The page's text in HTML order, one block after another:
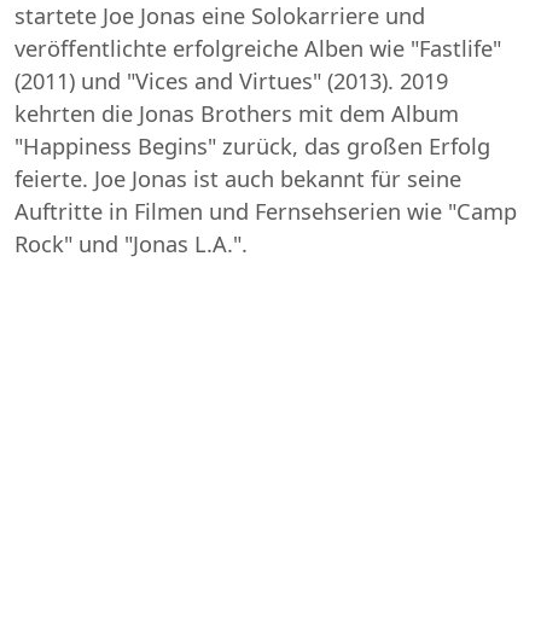
startete Joe Jonas eine Solokarriere und
veröffentlichte erfolgreiche Alben wie "Fastlife"
(2011) und "Vices and Virtues" (2013). 2019
kehrten die Jonas Brothers mit dem Album
"Happiness Begins" zurück, das großen Erfolg
feierte. Joe Jonas ist auch bekannt für seine
Auftritte in Filmen und Fernsehserien wie "Camp
Rock" und "Jonas L.A.".